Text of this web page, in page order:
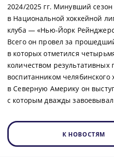
2024/2025 гг. Минувший
в Национальной хоккейной
клуба — «Нью-Йорк
Всего он провел за
в которых отметился
количеством результативных
воспитанником челябинского
в Северную Америку он
с которым дважды
К НОВОСТЯМ